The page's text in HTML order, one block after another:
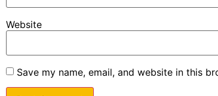
Website
Save my name, email, and website in this